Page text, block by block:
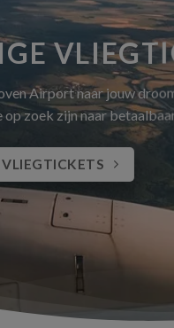
Airport naar jouw
zoek zijn naar
VLIEGTICKETS